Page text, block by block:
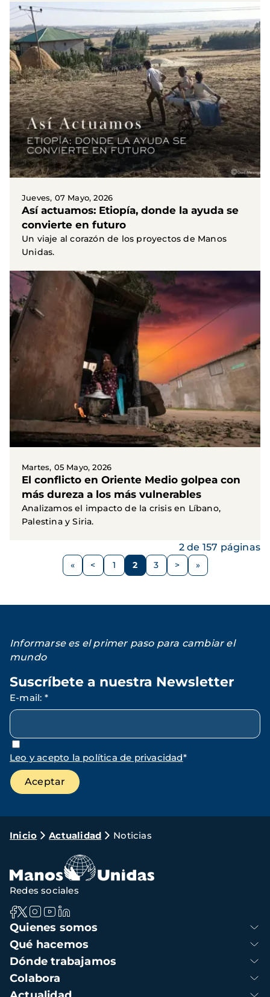
Jueves, 07 Mayo, 2026
Así actuamos: Etiopía, donde la ayuda se
convierte en futuro
Un viaje al corazón de los proyectos de Manos
Unidas.
Martes, 05 Mayo, 2026
El conflicto en Oriente Medio golpea con
más dureza a los más vulnerables
Analizamos el impacto de la crisis en Líbano,
Palestina y Siria.
Paginación
Página
< Página
1 Página
2 Página
3
Siguiente
>
2 de 157 páginas
Informarse es el primer paso para cambiar el
mundo
Suscríbete a nuestra Newsletter
E-mail: *
Leo y acepto la política de privacidad*
Ruta
navegación
Inicio Actualidad Noticias
Navegación
principal
Quienes somos
Qué hacemos
Dónde trabajamos
Colabora
Redes sociales